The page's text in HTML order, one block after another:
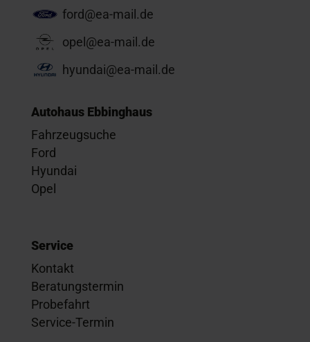
ford@ea-mail.de
opel@ea-mail.de
hyundai@ea-mail.de
Autohaus Ebbinghaus
Fahrzeugsuche
Ford
Hyundai
Opel
Service
Kontakt
Beratungstermin
Probefahrt
Service-Termin